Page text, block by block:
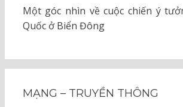
Một góc nhìn về cuộc chiến ý
Quốc ở Biển Đông
MẠNG – TRUYỀN THÔNG